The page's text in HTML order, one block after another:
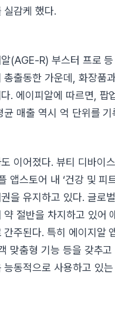
실감케 했다.
(AGE-R) 부스터 프로
총출동한 가운데, 화장품
. 에이피알에 따르면,
균 매출 역시 억 단위를
이어졌다. 뷰티 디바이
앱스토어 내 ‘건강 및
을 유지하고 있다. 글로
약 절반을 차지하고 있어
간주된다. 특히 에이지알
맞춤형 기능 등을 갖추고
능동적으로 사용하고 있